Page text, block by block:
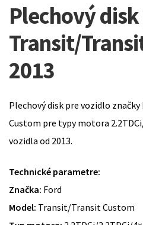
Plechový
Transit/
2013
Plechový disk pre vozidlo
Custom pre typy motora
vozidla od 2013.
Technické parametre:
Značka: Ford
Model: Transit/Transit Custom